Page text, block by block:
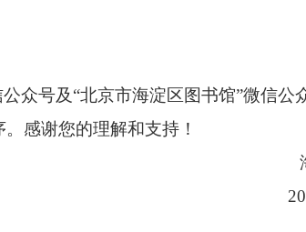
众号及“北京市海淀区图书馆”微信公
感谢您的理解和支持！